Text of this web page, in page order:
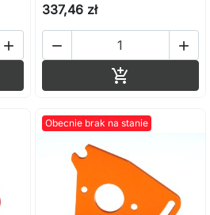

337,46 zł
 

Obecnie brak na stanie